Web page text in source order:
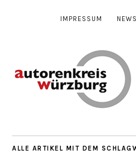
IMPRESSUM
ALLE ARTIKEL MIT DEM